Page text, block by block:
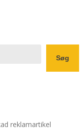
Søg
reklamartikel